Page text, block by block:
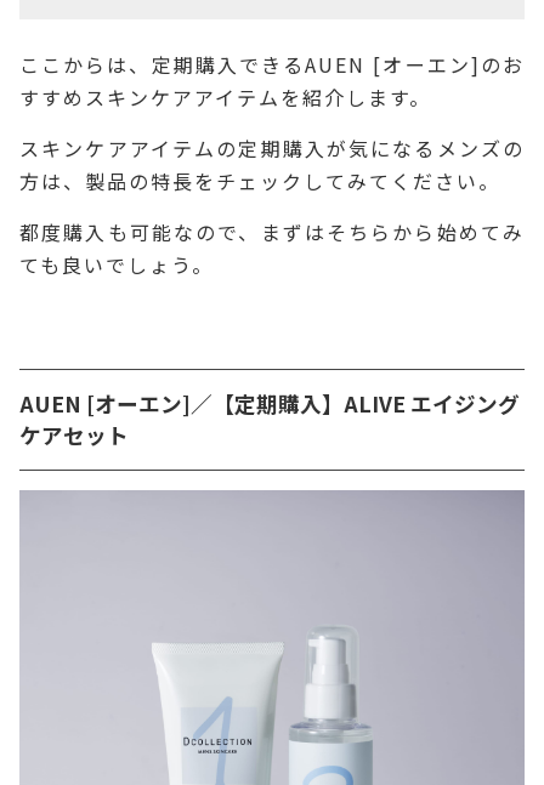
ここからは、定期購入できるAUEN [オーエン]のお
すすめスキンケアアイテムを紹介します。
スキンケアアイテムの定期購入が気になるメンズの
方は、製品の特長をチェックしてみてください。
都度購入も可能なので、まずはそちらから始めてみ
ても良いでしょう。
AUEN [オーエン]／【定期購入】ALIVE エイジング
ケアセット